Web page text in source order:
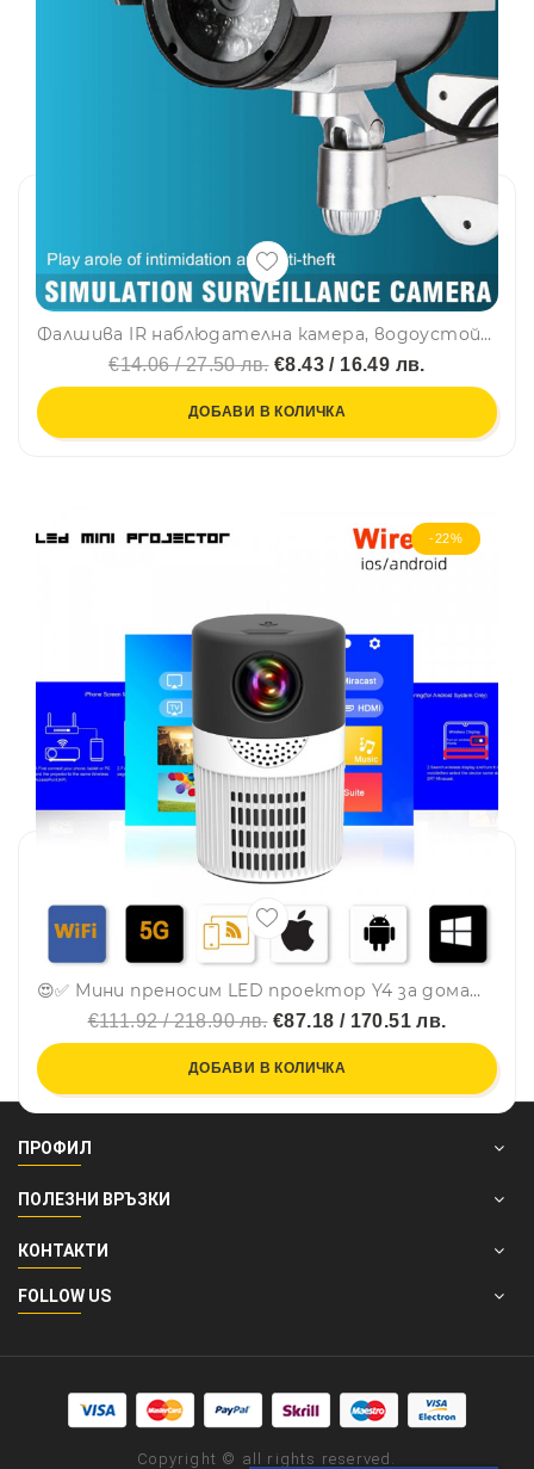
Фалшива IR наблюдателна камера, водоустойчива - заблудете нарушителите!
€14.06 / 27.50 лв.€8.43 / 16.49 лв.
ДОБАВИ В КОЛИЧКА
-22%
😍✅ Мини преносим LED проектор Y4 за домашно кино, за телефон, таблети и др. - 600 лумена
€111.92 / 218.90 лв.€87.18 / 170.51 лв.
ДОБАВИ В КОЛИЧКА
ПРОФИЛ
ПОЛЕЗНИ ВРЪЗКИ
КОНТАКТИ
FOLLOW US
Copyright © all rights reserved.